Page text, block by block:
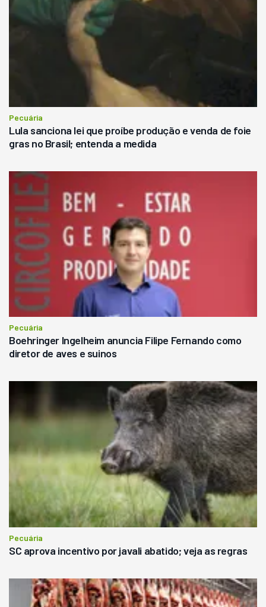
Pecuária
Lula sanciona lei que proíbe produção e venda de foie
gras no Brasil; entenda a medida
Pecuária
Boehringer Ingelheim anuncia Filipe Fernando como
diretor de aves e suinos
Pecuária
SC aprova incentivo por javali abatido; veja as regras